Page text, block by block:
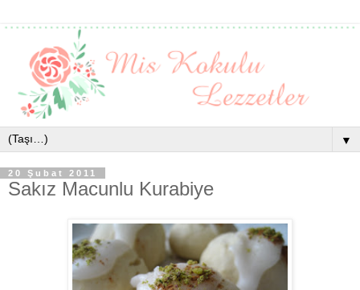
▼
20 Şubat 2011
Sakız Macunlu Kurabiye